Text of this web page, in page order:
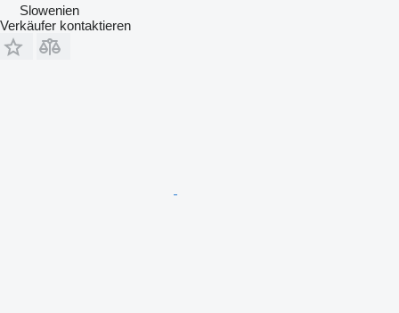
Slowenien
Verkäufer kontaktieren